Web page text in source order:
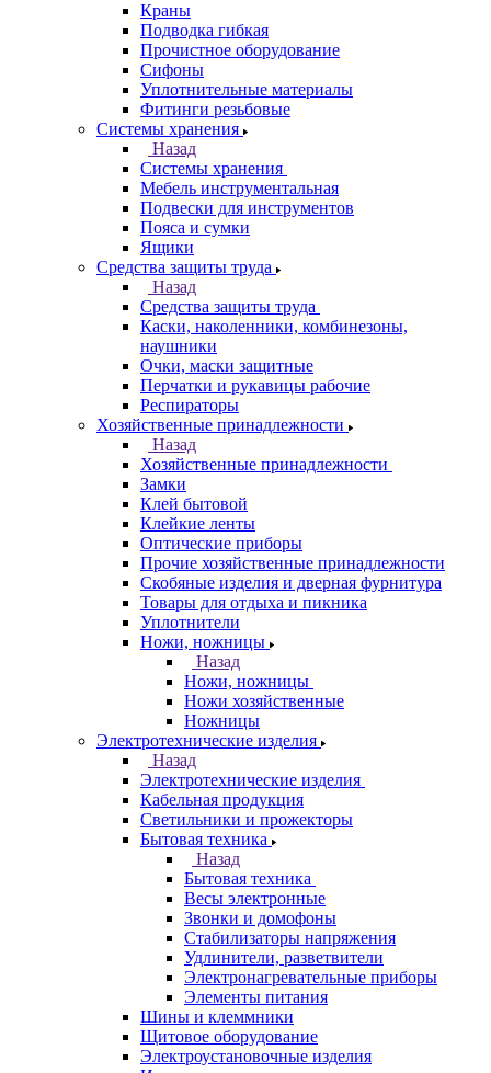
Краны
Подводка гибкая
Прочистное оборудование
Сифоны
Уплотнительные материалы
Фитинги резьбовые
Системы хранения
Назад
Системы хранения
Мебель инструментальная
Подвески для инструментов
Пояса и сумки
Ящики
Средства защиты труда
Назад
Средства защиты труда
Каски, наколенники, комбинезоны,
наушники
Очки, маски защитные
Перчатки и рукавицы рабочие
Респираторы
Хозяйственные принадлежности
Назад
Хозяйственные принадлежности
Замки
Клей бытовой
Клейкие ленты
Оптические приборы
Прочие хозяйственные принадлежности
Скобяные изделия и дверная фурнитура
Товары для отдыха и пикника
Уплотнители
Ножи, ножницы
Назад
Ножи, ножницы
Ножи хозяйственные
Ножницы
Электротехнические изделия
Назад
Электротехнические изделия
Кабельная продукция
Светильники и прожекторы
Бытовая техника
Назад
Бытовая техника
Весы электронные
Звонки и домофоны
Стабилизаторы напряжения
Удлинители, разветвители
Электронагревательные приборы
Элементы питания
Шины и клеммники
Щитовое оборудование
Электроустановочные изделия